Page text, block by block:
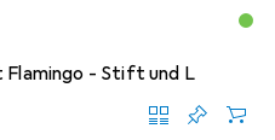
Flamingo - Stift und L